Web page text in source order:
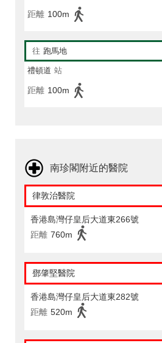
距離 100m
往 跑馬地
禮頓道 站
距離 100m
南珍閣附近的醫院
律敦治醫院
香港島灣仔皇后大道東266號
距離 760m
鄧肇堅醫院
香港島灣仔皇后大道東282號
距離 520m